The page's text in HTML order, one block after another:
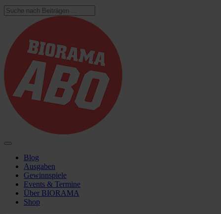
Blog
Ausgaben
Gewinnspiele
Events & Termine
Über BIORAMA
Shop